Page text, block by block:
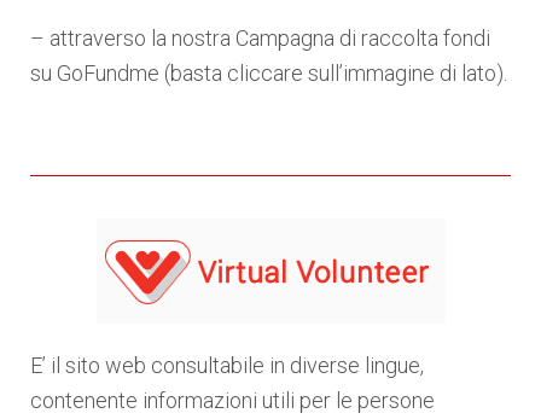
– attraverso la nostra Campagna di raccolta fondi
su GoFundme (basta cliccare sull’immagine di lato).
E’ il sito web consultabile in diverse lingue,
contenente informazioni utili per le persone